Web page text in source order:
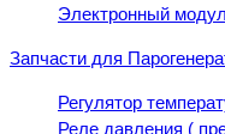
Электронный
Запчасти для
Регулятор
Реле давления (